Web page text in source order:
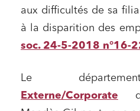
aux difficultés de sa
à la disparition des
soc. 24-5-2018 n°16-
Le
Externe/Corporate
Droit du numérique,
Relations sociales et
Commande publique
Projets immobiliers